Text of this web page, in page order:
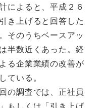
によると、平成２６
き上げると回答した
そのうちベースアッ
半数近くあった。経
る企業業績の改善が
ている。
の調査では、正社員